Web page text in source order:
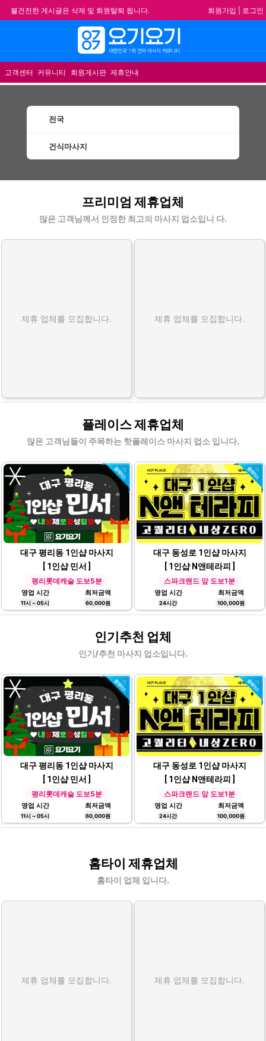
불건전한 게시글은 삭제 및 회원탈퇴 됩니다.
합법적이고 건전한 업체와 광고를 제휴합니다.
★요기요기 설 연휴 휴무 안내★
★ 요기요기 업체회원 안내사항 ★
회원가입 로그인
고객센터 커뮤니티 회원게시판 제휴안내
전국
건식마사지
프리미엄 제휴업체
많은 고객님께서 인정한 최고의 마사지 업소입니 다.
제휴 업체를 모집합니다. 제휴 업체를 모집합니다.
플레이스 제휴업체
많은 고객님들이 주목하는 핫플레이스 마사지 업소 입니다.
대구 평리동 1인샵 마사지
[ 1인샵 민서 ]
평리롯데캐슬 도보5분
영업 시간
11시 ~ 05시
최저금액
60,000원
대구 동성로 1인샵 마사지
[ 1인샵 N앤테라피 ]
스파크랜드 앞 도보1분
영업 시간
24시간
최저금액
100,000원
인기추천 업체
인기/추천 마사지 업소입니다.
대구 평리동 1인샵 마사지
[ 1인샵 민서 ]
평리롯데캐슬 도보5분
영업 시간
11시 ~ 05시
최저금액
60,000원
대구 동성로 1인샵 마사지
[ 1인샵 N앤테라피 ]
스파크랜드 앞 도보1분
영업 시간
24시간
최저금액
100,000원
홈타이 제휴업체
홈타이 업체 입니다.
제휴 업체를 모집합니다. 제휴 업체를 모집합니다.